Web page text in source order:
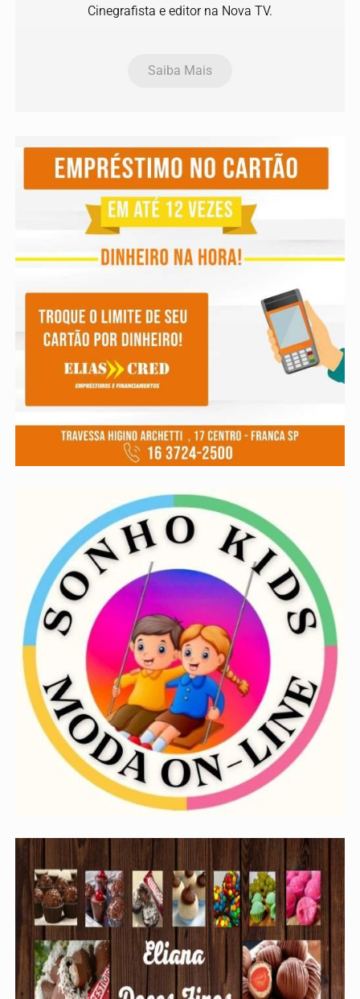
Cinegrafista e editor na Nova TV.
Saiba Mais